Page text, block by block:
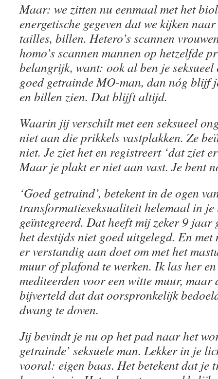
Maar: we zitten nu eenmaal met het
energetische gegeven dat we kijken
tailles, billen. Hetero’s scannen
homo’s scannen mannen op hetzelfde
belangrijk, want: ook al ben je seksueel
goed getrainde MO-man, dan nóg blijf
en billen zien. Dat blijft altijd.
Waarin jij verschilt met een seksueel
niet aan die prikkels vastplakken. Ze
niet. Je ziet het en registreert ‘dat ziet
Maar je plakt er niet aan vast. Je bent
‘Goed getraind’, betekent in de ogen
transformatieseksualiteit helemaal in je
geïntegreerd. Dat heeft mij zeker 9
het destijds niet goed uitgelegd. En
er verstandig aan doet om met het
muur of plafond te werken. Ik las her
mediteerden voor een witte muur,
bijverteld dat dat oorspronkelijk
dwang te doven.
Jij bevindt je nu op het pad naar het
getrainde’ seksuele man. Lekker in je
vooral: eigen baas. Het betekent dat je